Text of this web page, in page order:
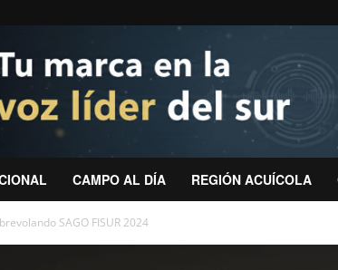
CAMPO AL DÍA REGIÓN ACUÍCOLA
SAGO FISUR 2024